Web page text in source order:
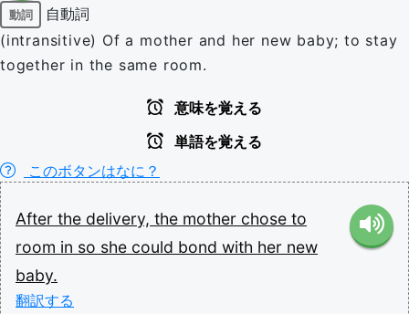
動詞
自動詞
(intransitive) Of a mother and her new baby; to stay
together in the same room.
意味を覚える
単語を覚える
このボタンはなに？
After the delivery, the mother chose to
room in so she could bond with her new
baby.
翻訳する